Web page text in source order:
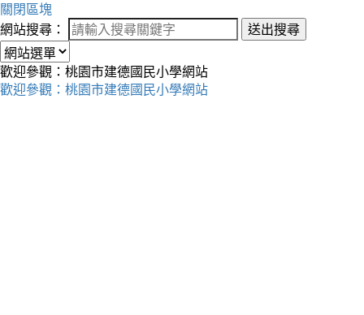
關閉區塊
網站搜尋：
送出搜尋
歡迎參觀：桃園市建德國民小學網站
歡迎參觀：桃園市建德國民小學網站